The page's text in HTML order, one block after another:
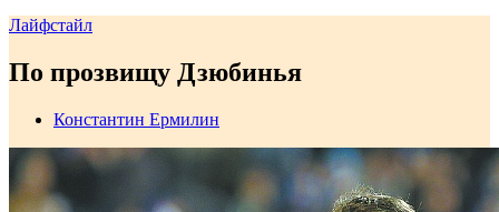
Лайфстайл
По прозвищу Дзюбинья
Константин Ермилин